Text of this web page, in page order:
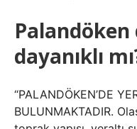
dayanıklı
“PALANDÖKEN’DE
BULUNMAKTADIR.